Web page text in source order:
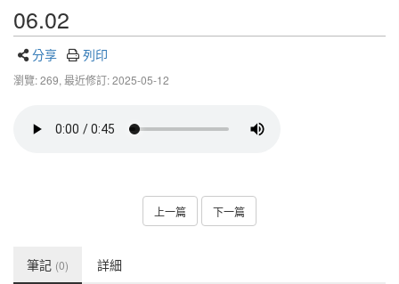
06.02
分享 列印
瀏覽: 269, 最近修訂: 2025-05-12
上一篇 下一篇
筆記 (0) 詳細